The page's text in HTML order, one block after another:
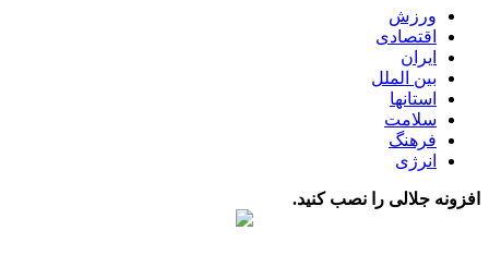
ورزش
اقتصادی
ایران
بین الملل
استانها
سلامت
فرهنگ
انرژی
افزونه جلالی را نصب کنید.